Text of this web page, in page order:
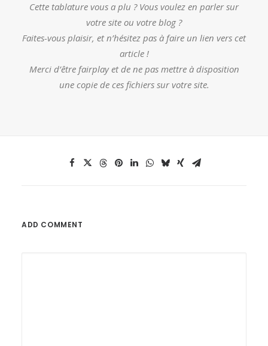
Cette tablature vous a plu ? Vous voulez en parler sur
votre site ou votre blog ?
Faites-vous plaisir, et n’hésitez pas à faire un lien vers cet
article !
Merci d’être fairplay et de ne pas mettre à disposition
une copie de ces fichiers sur votre site.
ADD COMMENT